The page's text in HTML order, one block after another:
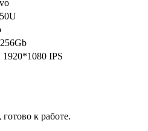
1920*1080 IPS
к работе.